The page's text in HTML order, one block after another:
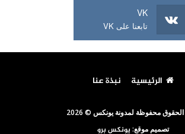
VK
تابعنا على VK
الرئيسية نبذة عنا
محفوظة لمدونة يونكس © 2026
تصميم موقع: يونكس برو